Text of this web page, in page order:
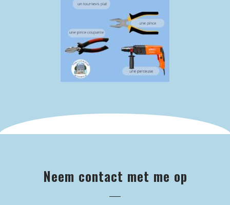
Neem contact met me op